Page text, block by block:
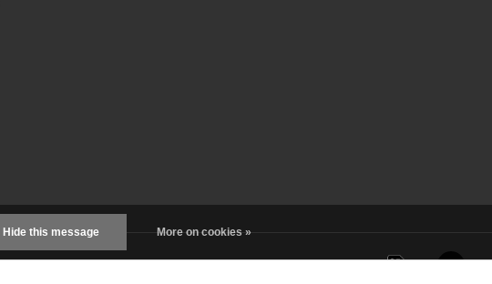
Hide this message More on cookies »